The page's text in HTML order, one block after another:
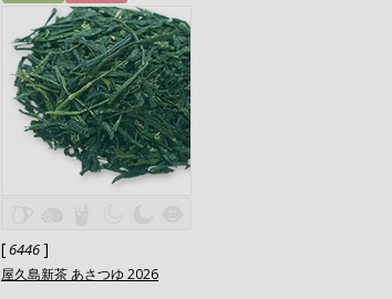
[6446]
屋久島新茶 あさつゆ 2026